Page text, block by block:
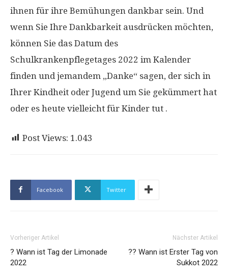
ihnen für ihre Bemühungen dankbar sein. Und
wenn Sie Ihre Dankbarkeit ausdrücken möchten,
können Sie das Datum des
Schulkrankenpflegetages 2022 im Kalender
finden und jemandem „Danke“ sagen, der sich in
Ihrer Kindheit oder Jugend um Sie gekümmert hat
oder es heute vielleicht für Kinder tut .
Post Views: 1.043
Facebook Twitter
Vorheriger Artikel
? Wann ist Tag der Limonade
2022
Nächster Artikel
?? Wann ist Erster Tag von
Sukkot 2022